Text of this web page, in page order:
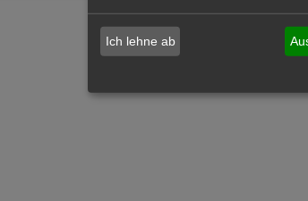
Ich lehne ab